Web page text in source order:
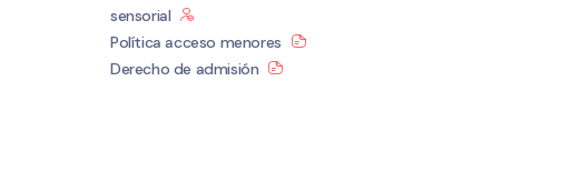
sensorial
Política acceso menores
Derecho de admisión